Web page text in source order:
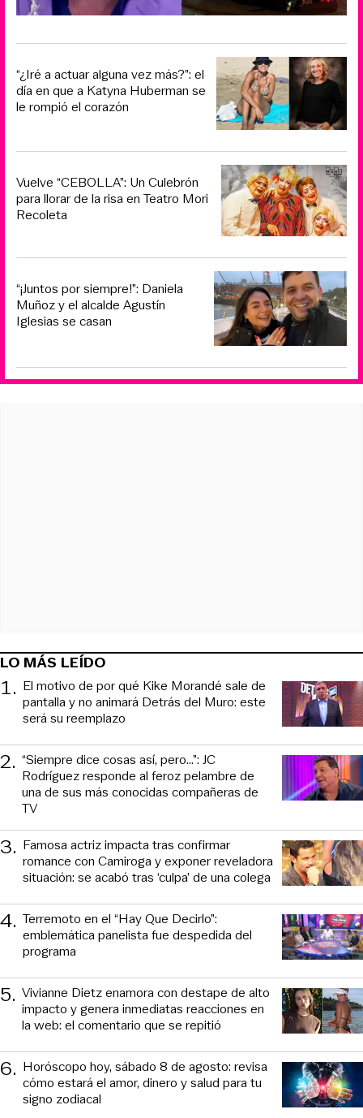
“¿Iré a actuar alguna vez más?”: el
día en que a Katyna Huberman se
le rompió el corazón
Vuelve “CEBOLLA”: Un Culebrón
para llorar de la risa en Teatro Mori
Recoleta
“¡Juntos por siempre!”: Daniela
Muñoz y el alcalde Agustín
Iglesias se casan
LO MÁS LEÍDO
1. El motivo de por qué Kike Morandé sale de
pantalla y no animará Detrás del Muro: este
será su reemplazo
2. “Siempre dice cosas así, pero...”: JC
Rodríguez responde al feroz pelambre de
una de sus más conocidas compañeras de
TV
3. Famosa actriz impacta tras confirmar
romance con Camiroga y exponer reveladora
situación: se acabó tras ‘culpa’ de una colega
4. Terremoto en el “Hay Que Decirlo”:
emblemática panelista fue despedida del
programa
5. Vivianne Dietz enamora con destape de alto
impacto y genera inmediatas reacciones en
la web: el comentario que se repitió
6. Horóscopo hoy, sábado 8 de agosto: revisa
cómo estará el amor, dinero y salud para tu
signo zodiacal